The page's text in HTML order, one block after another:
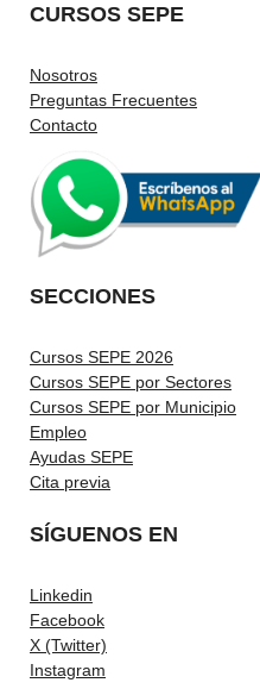
CURSOS SEPE
Nosotros
Preguntas Frecuentes
Contacto
SECCIONES
Cursos SEPE 2026
Cursos SEPE por Sectores
Cursos SEPE por Municipio
Empleo
Ayudas SEPE
Cita previa
SÍGUENOS EN
Linkedin
Facebook
X (Twitter)
Instagram